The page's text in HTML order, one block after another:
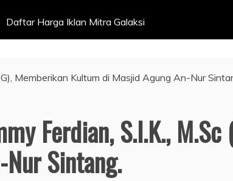
Daftar Harga Iklan Mitra Galaksi
Ferdian, S.I.K.,
Sintang.